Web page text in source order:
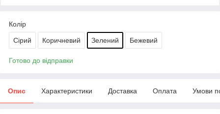
Колір
Сірий Коричневий Зелений Бежевий
Готово до відправки
Опис Характеристики Доставка Оплата Умови